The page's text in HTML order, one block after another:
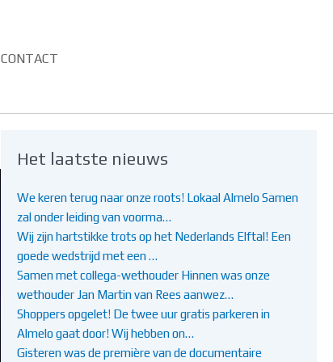
CONTACT
Het laatste nieuws
We keren terug naar onze roots! Lokaal Almelo Samen
zal onder leiding van voorma…
Wij zijn hartstikke trots op het Nederlands Elftal! Een
goede wedstrijd met een …
Samen met collega-wethouder Hinnen was onze
wethouder Jan Martin van Rees aanwez…
Shoppers opgelet! De twee uur gratis parkeren in
Almelo gaat door! Wij hebben on…
Gisteren was de première van de documentaire